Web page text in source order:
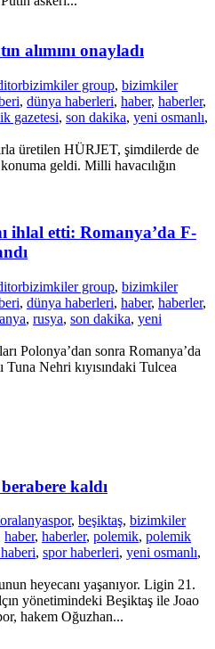
alımını onayladı
bizimkiler group, bizimkiler
, dünya haberleri, haber, haberler,
gazetesi, son dakika, yeni osmanlı,
üretilen HÜRJET, şimdilerde de
geldi. Milli havacılığın
ihlal etti: Romanya’da F-
bizimkiler group, bizimkiler
, dünya haberleri, haber, haberler,
, rusya, son dakika, yeni
Polonya’dan sonra Romanya’da
Nehri kıyısındaki Tulcea
kaldı
alanyaspor, beşiktaş, bizimkiler
haber, haberler, polemik, polemik
, spor haberleri, yeni osmanlı,
heyecanı yaşanıyor. Ligin 21.
yönetimindeki Beşiktaş ile Joao
hakem Oğuzhan...